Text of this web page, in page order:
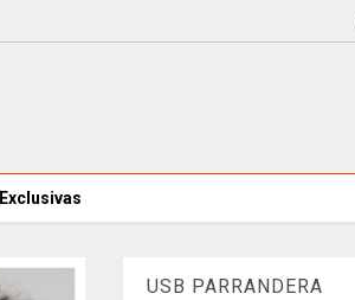
Exclusivas
USB PARRANDERA